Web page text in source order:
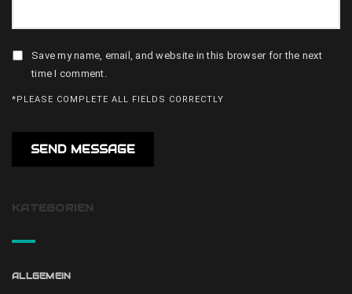
Save my name, email, and website in this browser for the next
time I comment.
*PLEASE COMPLETE ALL FIELDS CORRECTLY
KATEGORIEN
ALLGEMEIN